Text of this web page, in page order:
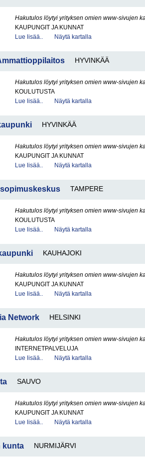
Hakutulos löytyi yrityksen omien www-sivujen
KAUPUNGIT JA KUNNAT
Lue lisää..
Näytä kartalla
HYVINKÄÄ
Hakutulos löytyi yrityksen omien www-sivujen
KOULUTUSTA
Lue lisää..
Näytä kartalla
HYVINKÄÄ
Hakutulos löytyi yrityksen omien www-sivujen
KAUPUNGIT JA KUNNAT
Lue lisää..
Näytä kartalla
TAMPERE
Hakutulos löytyi yrityksen omien www-sivujen
KOULUTUSTA
Lue lisää..
Näytä kartalla
KAUHAJOKI
Hakutulos löytyi yrityksen omien www-sivujen
KAUPUNGIT JA KUNNAT
Lue lisää..
Näytä kartalla
Network HELSINKI
Hakutulos löytyi yrityksen omien www-sivujen
INTERNETPALVELUJA
Lue lisää..
Näytä kartalla
SAUVO
Hakutulos löytyi yrityksen omien www-sivujen
KAUPUNGIT JA KUNNAT
Lue lisää..
Näytä kartalla
kunta NURMIJÄRVI